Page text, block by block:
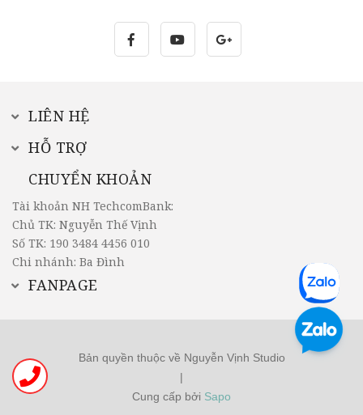
LIÊN HỆ
HỖ TRỢ
CHUYỂN KHOẢN
Tài khoản NH TechcomBank:
Chủ TK: Nguyễn Thế Vịnh
Số TK: 190 3484 4456 010
Chi nhánh: Ba Đình
FANPAGE
Bản quyền thuộc về Nguyễn Vịnh Studio
|
Cung cấp bởi Sapo